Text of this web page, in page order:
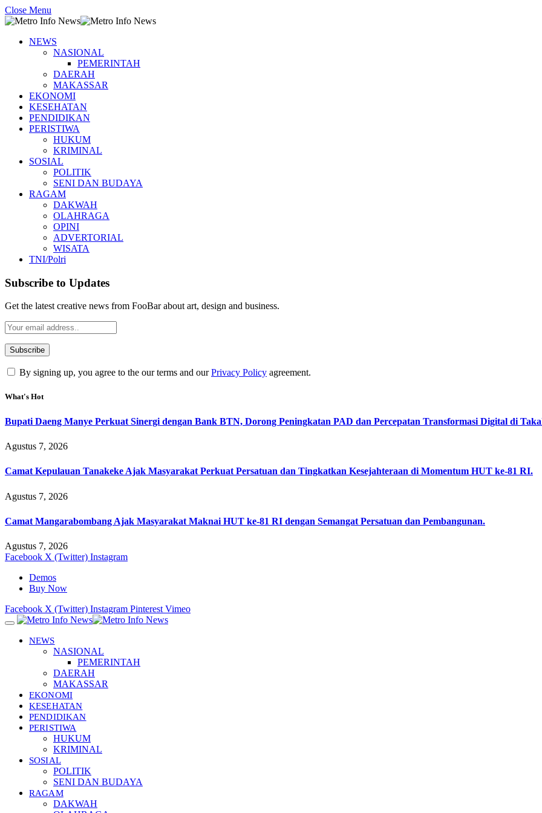
Close Menu
NEWS
NASIONAL
PEMERINTAH
DAERAH
MAKASSAR
EKONOMI
KESEHATAN
PENDIDIKAN
PERISTIWA
HUKUM
KRIMINAL
SOSIAL
POLITIK
SENI DAN BUDAYA
RAGAM
DAKWAH
OLAHRAGA
OPINI
ADVERTORIAL
WISATA
TNI/Polri
Subscribe to Updates
Get the latest creative news from FooBar about art, design and business.
By signing up, you agree to the our terms and ourPrivacy Policy agreement.
What's Hot
Bupati Daeng Manye Perkuat Sinergi dengan Bank BTN, Dorong Peningkatan PAD dan Percepatan Transformasi Digital di
Agustus 7, 2026
Camat Kepulauan Tanakeke Ajak Masyarakat Perkuat Persatuan dan Tingkatkan Kesejahteraan di Momentum HUT ke-81 RI.
Agustus 7, 2026
Camat Mangarabombang Ajak Masyarakat Maknai HUT ke-81 RI dengan Semangat Persatuan dan Pembangunan.
Agustus 7, 2026
Facebook X (Twitter) Instagram
Demos
Buy Now
Facebook X (Twitter) Instagram Pinterest Vimeo
NEWS
NASIONAL
PEMERINTAH
DAERAH
MAKASSAR
EKONOMI
KESEHATAN
PENDIDIKAN
PERISTIWA
HUKUM
KRIMINAL
SOSIAL
POLITIK
SENI DAN BUDAYA
RAGAM
DAKWAH